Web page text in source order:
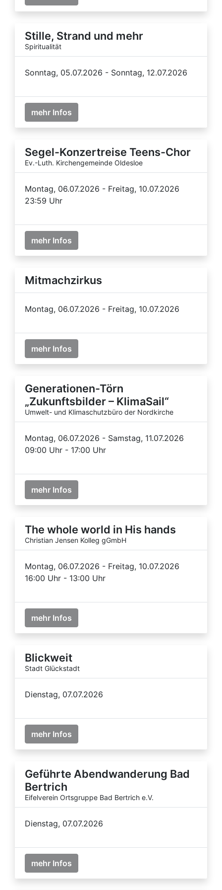
Stille, Strand und mehr
Spiritualität
Sonntag, 05.07.2026 - Sonntag, 12.07.2026
mehr Infos
Segel-Konzertreise Teens-Chor
Ev.-Luth. Kirchengemeinde Oldesloe
Montag, 06.07.2026 - Freitag, 10.07.2026
23:59 Uhr
mehr Infos
Mitmachzirkus
Montag, 06.07.2026 - Freitag, 10.07.2026
mehr Infos
Generationen-Törn
„Zukunftsbilder – KlimaSail“
Umwelt- und Klimaschutzbüro der Nordkirche
Montag, 06.07.2026 - Samstag, 11.07.2026
09:00 Uhr - 17:00 Uhr
mehr Infos
The whole world in His hands
Christian Jensen Kolleg gGmbH
Montag, 06.07.2026 - Freitag, 10.07.2026
16:00 Uhr - 13:00 Uhr
mehr Infos
Blickweit
Stadt Glückstadt
Dienstag, 07.07.2026
mehr Infos
Geführte Abendwanderung Bad
Bertrich
Eifelverein Ortsgruppe Bad Bertrich e.V.
Dienstag, 07.07.2026
mehr Infos